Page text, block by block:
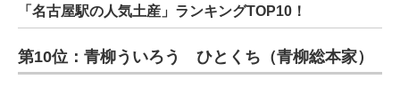
「名古屋駅の人気土産」ランキングTOP10！
第10位：青柳ういろう ひとくち（青柳総本家）